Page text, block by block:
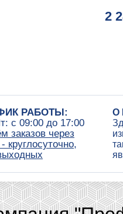
2
РАБОТЫ:
c 09:00 до 17:00
заказов через
круглосуточно,
О